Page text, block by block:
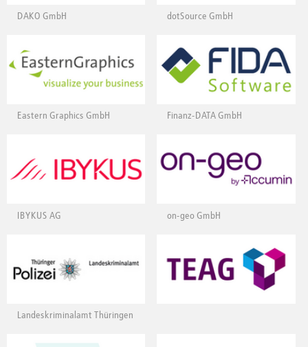
DAKO GmbH dotSource GmbH
Eastern Graphics GmbH Finanz-DATA GmbH
IBYKUS AG on-geo GmbH
Landeskriminalamt Thüringen